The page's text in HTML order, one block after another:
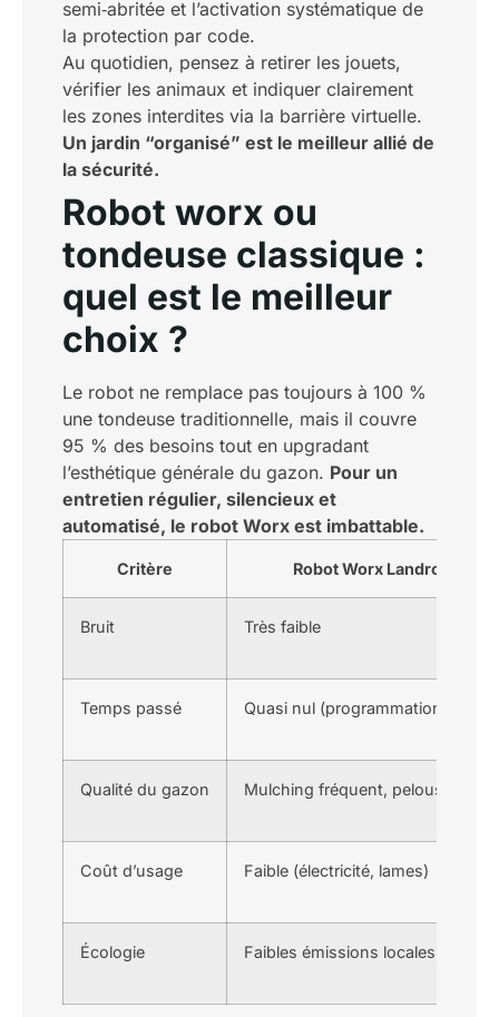
semi‑abritée et l’activation systématique de
la protection par code.
Au quotidien, pensez à retirer les jouets,
vérifier les animaux et indiquer clairement
les zones interdites via la barrière virtuelle.
Un jardin “organisé” est le meilleur allié de
la sécurité.
Robot worx ou
tondeuse classique :
quel est le meilleur
choix ?
Le robot ne remplace pas toujours à 100 %
une tondeuse traditionnelle, mais il couvre
95 % des besoins tout en upgradant
l’esthétique générale du gazon. Pour un
entretien régulier, silencieux et
automatisé, le robot Worx est imbattable.
Critère Robot Worx Landroid
Bruit Très faible
Temps passé Quasi nul (programmation)
Qualité du gazon Mulching fréquent, pelouse
Coût d’usage Faible (électricité, lames)
Écologie Faibles émissions locales